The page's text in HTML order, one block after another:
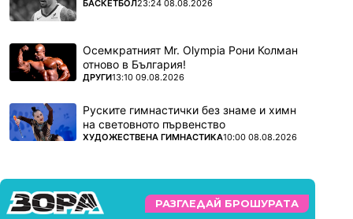
ПОВЕЧЕ ОТ
БАСКЕТБОЛ23:24 08.08.2026
Осемкратният Mr. Olympia Рони Колман
отново в България!
ПОВЕЧЕ ОТ
ДРУГИ13:10 09.08.2026
Руските гимнастички без знаме и химн
на световното първенство
ПОВЕЧЕ ОТ
ХУДОЖЕСТВЕНА ГИМНАСТИКА10:00 08.08.2026
РАЗГЛЕДАЙ БРОШУРАТА